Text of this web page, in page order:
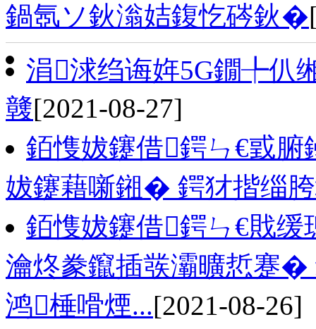
鍋氬ソ鈥滃姞鍑忔硶鈥�
涓浗绉诲姩5G鐗╄仈
竷[2021-08-27]
銆愯妭鑳借鍔ㄣ€戜
妭鑳藉噺鎺� 鍔犲揩缁
銆愯妭鑳借鍔ㄣ€戝
瀹炵豢鑹插彂灞曠悊蹇�
鸿棰嗗煙...[2021-08-26]